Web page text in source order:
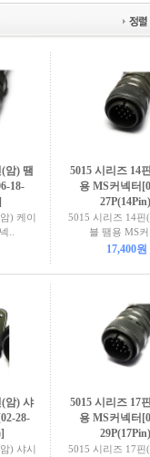
암) 땜
18-
) 케이
..
5015 시리즈 14
용 MS커넥터
5015 시리즈 14핀
블 땜용 MS
17,400원
(암) 샤
28-
) 샤시
5015 시리즈 17
용 MS커넥터
5015 시리즈 17핀